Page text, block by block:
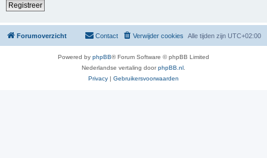
Registreer
Forumoverzicht Alle tijden zijn UTC+02:00
Verwijder cookies
Contact
Powered by phpBB® Forum Software © phpBB Limited
Nederlandse vertaling doorphpBB.nl
Privacy | Gebruikersvoorwaarden